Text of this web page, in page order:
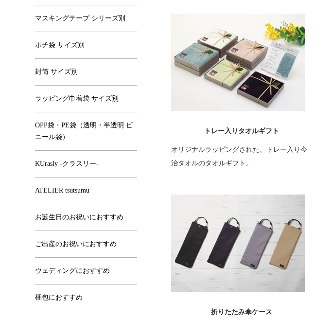
トレー入りタオルギフト
オリジナルラッピングされた、トレー入り今
治タオルのタオルギフト。
折りたたみ傘ケース
マスキングテープ シリーズ別
ポチ袋 サイズ別
封筒 サイズ別
ラッピング巾着袋 サイズ別
OPP袋・PE袋（透明・半透明 ビ
ニール袋）
KUrasly -クラスリー-
ATELIER tsutsumu
お誕生日のお祝いにおすすめ
ご出産のお祝いにおすすめ
ウェディングにおすすめ
梱包におすすめ